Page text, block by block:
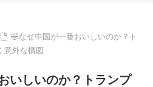
🤣なぜ中国が一番おいしいのか？ト
意外な構図
いしいのか？トランプ